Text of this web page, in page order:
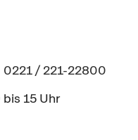
0221 / 221-22800
15 Uhr